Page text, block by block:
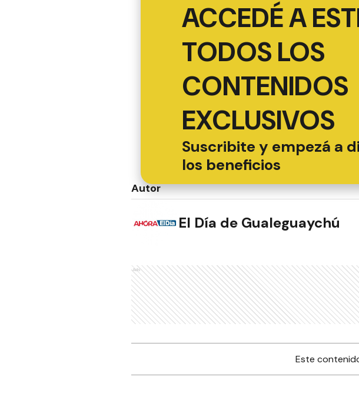
ACCEDÉ A
TODOS LOS
CONTENIDOS
EXCLUSIVOS
Suscribite y empezá a
los beneficios
Autor
El Día de Gualeguaychú
Ads
Este